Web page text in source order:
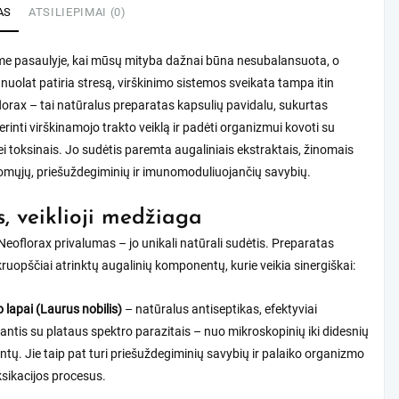
ATSILIEPIMAI (0)
pasaulyje, kai mūsų mityba dažnai būna nesubalansuota, o
patiria stresą, virškinimo sistemos sveikata tampa itin
– tai natūralus preparatas kapsulių pavidalu, sukurtas
virškinamojo trakto veiklą ir padėti organizmui kovoti su
toksinais. Jo sudėtis paremta augaliniais ekstraktais, žinomais
priešuždegiminių ir imunomoduliuojančių savybių.
veiklioji medžiaga
privalumas – jo unikali natūrali sudėtis. Preparatas
atrinktų augalinių komponentų, kurie veikia sinergiškai:
lapai (Laurus nobilis) – natūralus antiseptikas, efektyviai
su plataus spektro parazitais – nuo mikroskopinių iki didesnių
Jie taip pat turi priešuždegiminių savybių ir palaiko organizmo
procesus.